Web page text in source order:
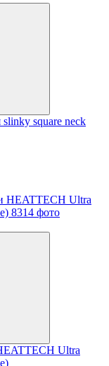
square neck
Ultra